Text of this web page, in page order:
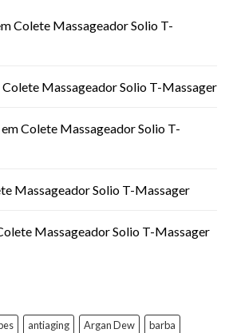
Colete Massageador Solio T-
Colete Massageador Solio T-Massager
emColete Massageador Solio T-
Massageador Solio T-Massager
Massageador Solio T-Massager
antiaging Argan Dew
barba